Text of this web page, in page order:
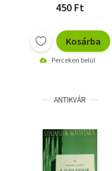
450 Ft
Kosárba
Perceken belül
ANTIKVÁR